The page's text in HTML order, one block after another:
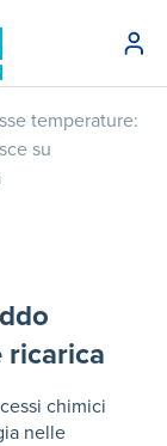
temperature:
su
ricarica
chimici
nelle